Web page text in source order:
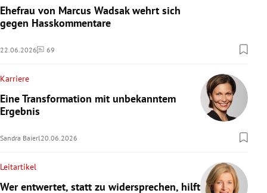
Ehefrau von Marcus Wadsak wehrt sich
gegen Hasskommentare
22.06.2026 69
Kommentare
Karriere
Eine Transformation mit unbekanntem
Ergebnis
Sandra Baierl 20.06.2026
Leitartikel
Wer entwertet, statt zu widersprechen, hilft